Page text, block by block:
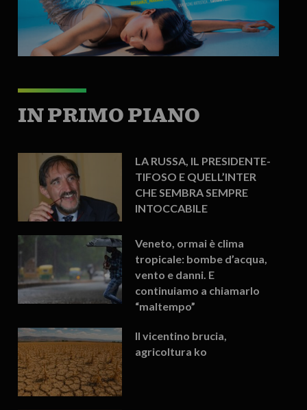
IN PRIMO PIANO
LA RUSSA, IL PRESIDENTE-
TIFOSO E QUELL’INTER
CHE SEMBRA SEMPRE
INTOCCABILE
Veneto, ormai è clima
tropicale: bombe d’acqua,
vento e danni. E
continuiamo a chiamarlo
“maltempo”
Il vicentino brucia,
agricoltura ko